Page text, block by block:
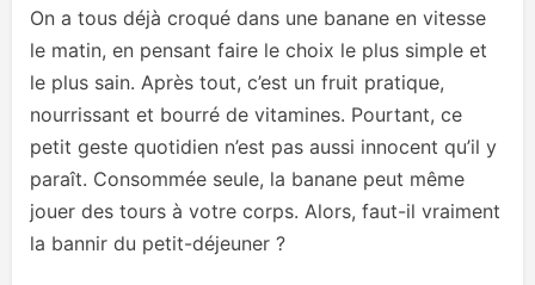
On a tous déjà croqué dans une banane en vitesse
le matin, en pensant faire le choix le plus simple et
le plus sain. Après tout, c’est un fruit pratique,
nourrissant et bourré de vitamines. Pourtant, ce
petit geste quotidien n’est pas aussi innocent qu’il y
paraît. Consommée seule, la banane peut même
jouer des tours à votre corps. Alors, faut-il vraiment
la bannir du petit-déjeuner ?